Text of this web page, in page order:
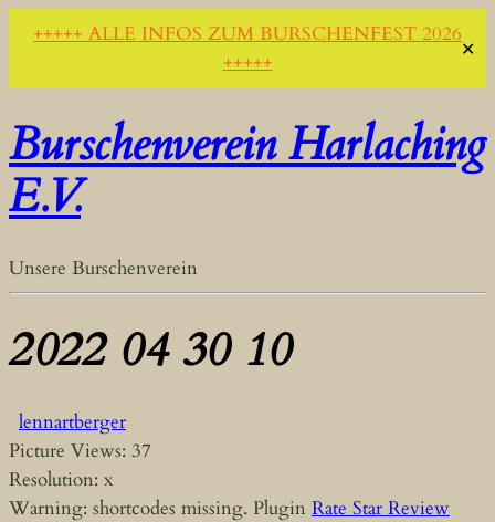
+++++ ALLE INFOS ZUM BURSCHENFEST 2026
+++++
✕
Burschenverein Harlaching
E.V.
Unsere Burschenverein
2022 04 30 10
lennartberger
Picture Views: 37
Resolution: x
Warning: shortcodes missing. Plugin Rate Star Review